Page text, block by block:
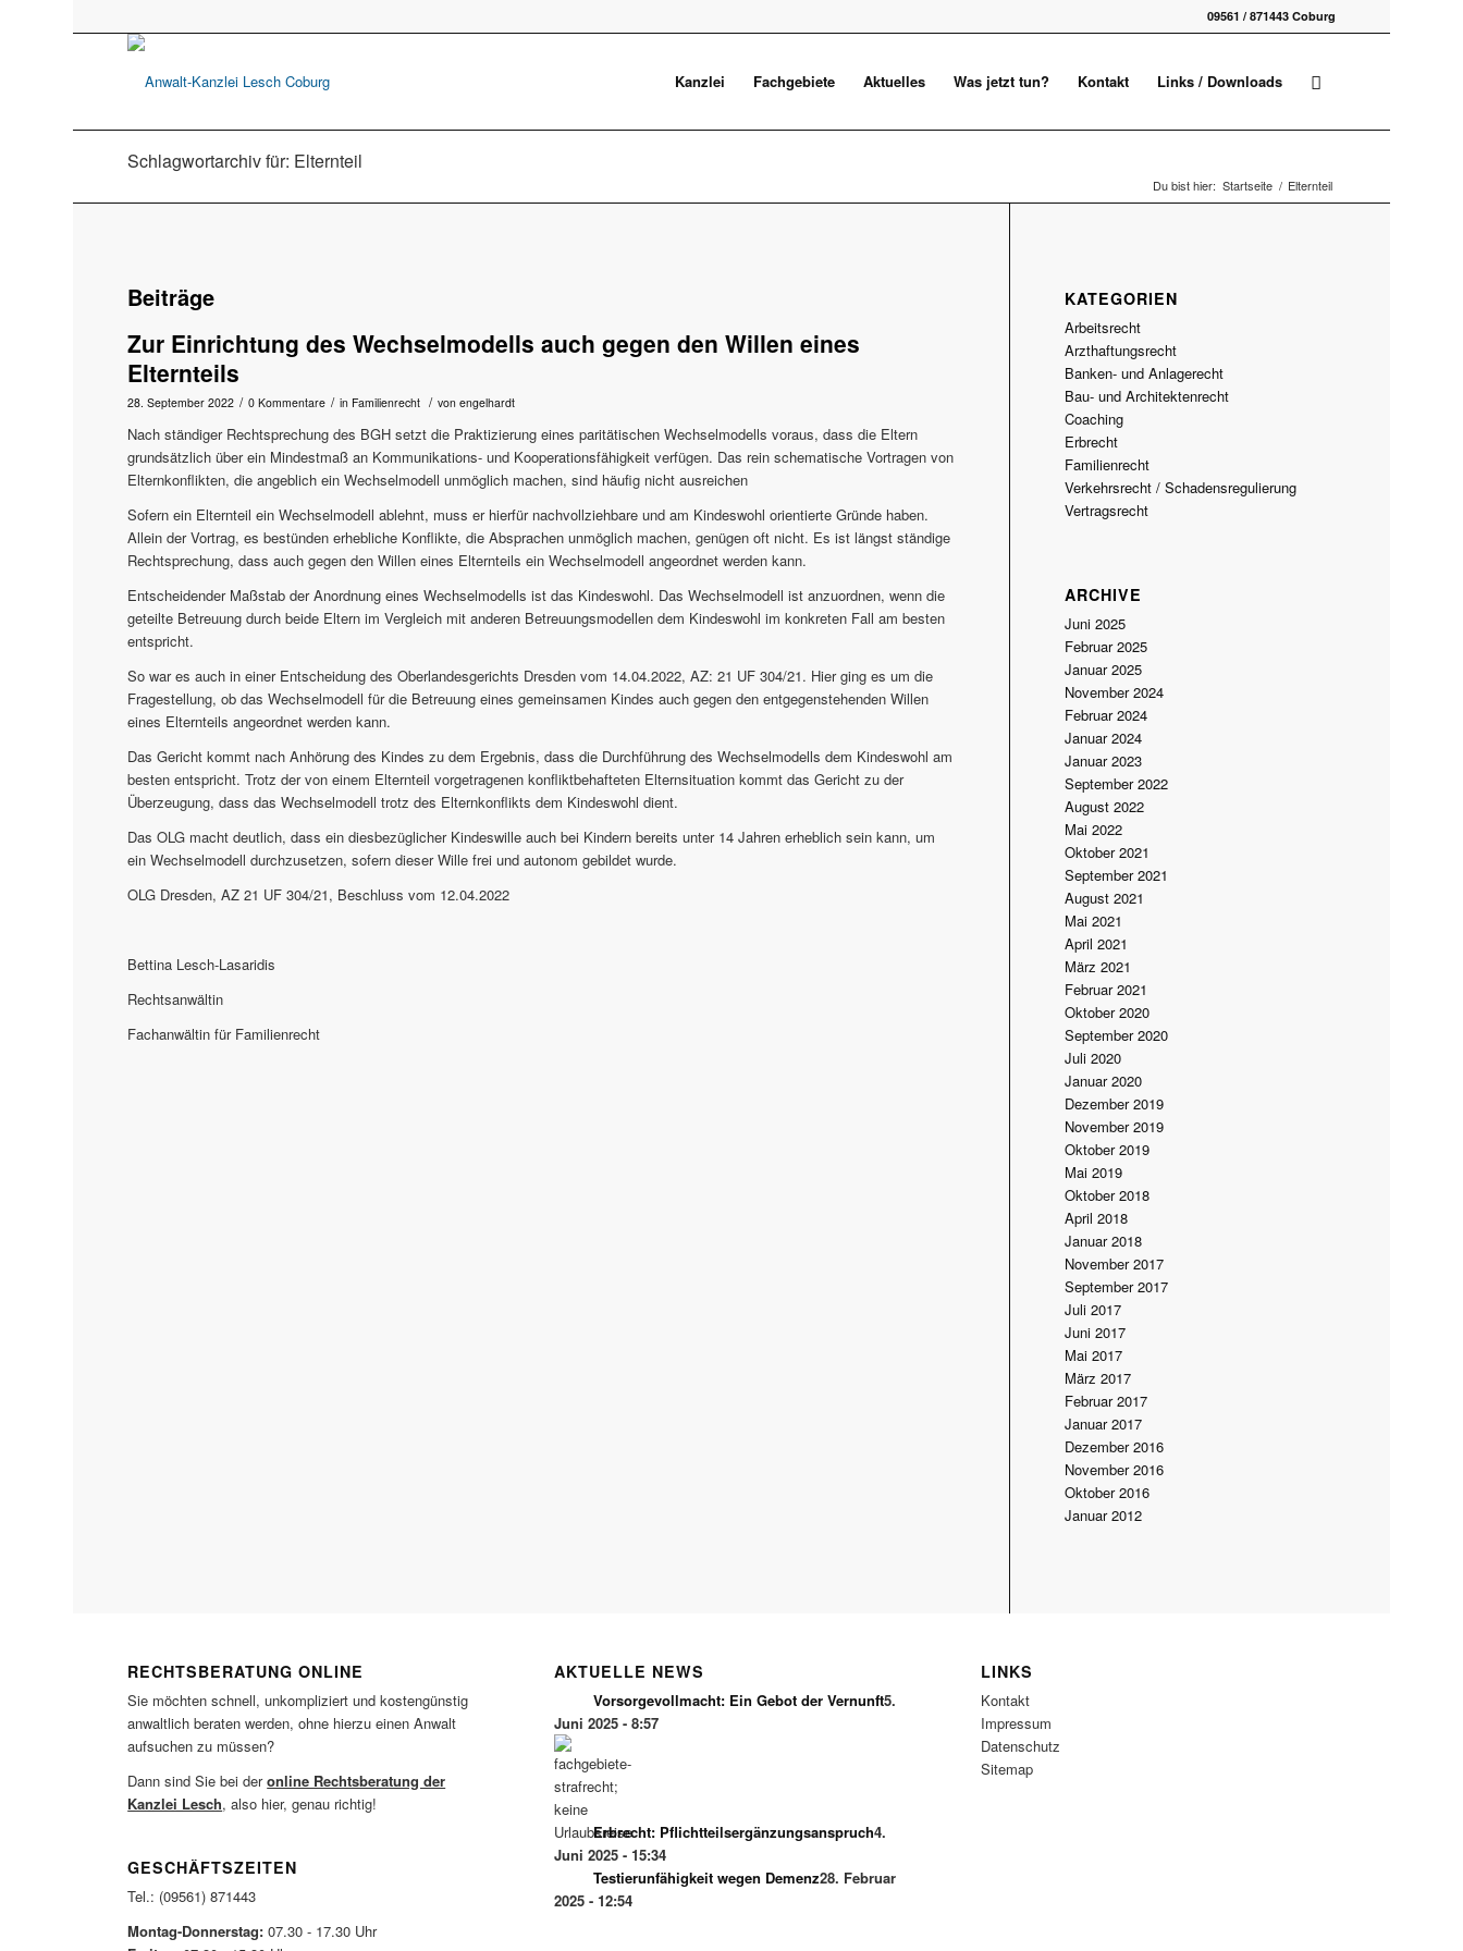
09561 / 871443 Coburg
Kanzlei Fachgebiete Aktuelles Was jetzt tun? Kontakt Links / Downloads
Schlagwortarchiv für: Elternteil
Du bist hier: Startseite / Elternteil
Beiträge
Zur Einrichtung des Wechselmodells auch gegen den Willen eines
Elternteils
28. September 2022 / 0 Kommentare / in Familienrecht / vonengelhardt
Nach ständiger Rechtsprechung des BGH setzt die Praktizierung eines paritätischen Wechselmodells voraus, dass die Eltern
grundsätzlich über ein Mindestmaß an Kommunikations- und Kooperationsfähigkeit verfügen. Das rein schematische Vortragen von
Elternkonflikten, die angeblich ein Wechselmodell unmöglich machen, sind häufig nicht ausreichen
Sofern ein Elternteil ein Wechselmodell ablehnt, muss er hierfür nachvollziehbare und am Kindeswohl orientierte Gründe haben.
Allein der Vortrag, es bestünden erhebliche Konflikte, die Absprachen unmöglich machen, genügen oft nicht. Es ist längst ständige
Rechtsprechung, dass auch gegen den Willen eines Elternteils ein Wechselmodell angeordnet werden kann.
Entscheidender Maßstab der Anordnung eines Wechselmodells ist das Kindeswohl. Das Wechselmodell ist anzuordnen, wenn die
geteilte Betreuung durch beide Eltern im Vergleich mit anderen Betreuungsmodellen dem Kindeswohl im konkreten Fall am besten
entspricht.
So war es auch in einer Entscheidung des Oberlandesgerichts Dresden vom 14.04.2022, AZ: 21 UF 304/21. Hier ging es um die
Fragestellung, ob das Wechselmodell für die Betreuung eines gemeinsamen Kindes auch gegen den entgegenstehenden Willen
eines Elternteils angeordnet werden kann.
Das Gericht kommt nach Anhörung des Kindes zu dem Ergebnis, dass die Durchführung des Wechselmodells dem Kindeswohl am
besten entspricht. Trotz der von einem Elternteil vorgetragenen konfliktbehafteten Elternsituation kommt das Gericht zu der
Überzeugung, dass das Wechselmodell trotz des Elternkonflikts dem Kindeswohl dient.
Das OLG macht deutlich, dass ein diesbezüglicher Kindeswille auch bei Kindern bereits unter 14 Jahren erheblich sein kann, um
ein Wechselmodell durchzusetzen, sofern dieser Wille frei und autonom gebildet wurde.
OLG Dresden, AZ 21 UF 304/21, Beschluss vom 12.04.2022
Bettina Lesch-Lasaridis
Rechtsanwältin
Fachanwältin für Familienrecht
KATEGORIEN
Arbeitsrecht
Arzthaftungsrecht
Banken- und Anlagerecht
Bau- und Architektenrecht
Coaching
Erbrecht
Familienrecht
Verkehrsrecht / Schadensregulierung
Vertragsrecht
ARCHIVE
Juni 2025
Februar 2025
Januar 2025
November 2024
Februar 2024
Januar 2024
Januar 2023
September 2022
August 2022
Mai 2022
Oktober 2021
September 2021
August 2021
Mai 2021
April 2021
März 2021
Februar 2021
Oktober 2020
September 2020
Juli 2020
Januar 2020
Dezember 2019
November 2019
Oktober 2019
Mai 2019
Oktober 2018
April 2018
Januar 2018
November 2017
September 2017
Juli 2017
Juni 2017
Mai 2017
März 2017
Februar 2017
Januar 2017
Dezember 2016
November 2016
Oktober 2016
Januar 2012
RECHTSBERATUNG ONLINE
Sie möchten schnell, unkompliziert und kostengünstig
anwaltlich beraten werden, ohne hierzu einen Anwalt
aufsuchen zu müssen?
Dann sind Sie bei deronline Rechtsberatung der
Kanzlei Lesch, also hier, genau richtig!
GESCHÄFTSZEITEN
Tel.: (09561) 871443
Montag-Donnerstag:07.30 - 17.30 Uhr
AKTUELLE NEWS
Vorsorgevollmacht: Ein Gebot der Vernunft5.
Juni 2025 - 8:57
Erbrecht: Pflichtteilsergänzungsanspruch4.
Juni 2025 - 15:34
Testierunfähigkeit wegen Demenz28. Februar
2025 - 12:54
LINKS
Kontakt
Impressum
Datenschutz
Sitemap